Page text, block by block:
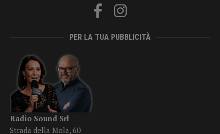
PER LA TUA PUBBLICITÀ
Radio Sound Srl
Strada della Mola, 60